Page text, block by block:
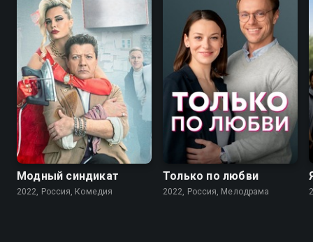
7.6
Модный синдикат
2022, Россия, Комедия
Только по любви
2022, Россия, Мелодрама